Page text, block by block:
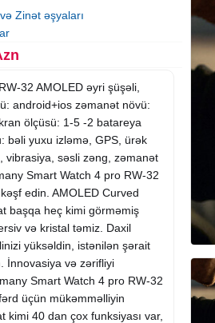
Zinət əşyaları
32 AMOLED əyri şüşəli,
android+ios zəmanət növü:
ölçüsü: 1-5 -2 batareya
bəli yuxu izləmə, GPS, ürək
vibrasiya, səsli zəng, zəmanət
Smart Watch 4 pro RW-32
edin. AMOLED Curved
başqa heç kimi görməmiş
və kristal təmiz. Daxil
yüksəldin, istənilən şərait
İnnovasiya və zərifliyi
Smart Watch 4 pro RW-32
üçün mükəmməlliyin
40 dan çox funksiyası var,